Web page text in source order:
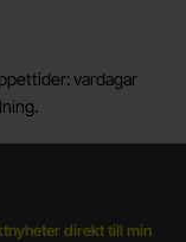
vardagar
direkt till min